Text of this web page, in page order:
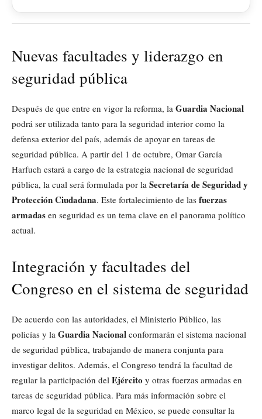
Nuevas facultades y liderazgo en
seguridad pública
Después de que entre en vigor la reforma, la Guardia Nacional
podrá ser utilizada tanto para la seguridad interior como la
defensa exterior del país, además de apoyar en tareas de
seguridad pública. A partir del 1 de octubre, Omar García
Harfuch estará a cargo de la estrategia nacional de seguridad
pública, la cual será formulada por la Secretaría de Seguridad y
Protección Ciudadana. Este fortalecimiento de las fuerzas
armadas en seguridad es un tema clave en el panorama político
actual.
Integración y facultades del
Congreso en el sistema de seguridad
De acuerdo con las autoridades, el Ministerio Público, las
policías y la Guardia Nacional conformarán el sistema nacional
de seguridad pública, trabajando de manera conjunta para
investigar delitos. Además, el Congreso tendrá la facultad de
regular la participación del Ejército y otras fuerzas armadas en
tareas de seguridad pública. Para más información sobre el
marco legal de la seguridad en México, se puede consultar la